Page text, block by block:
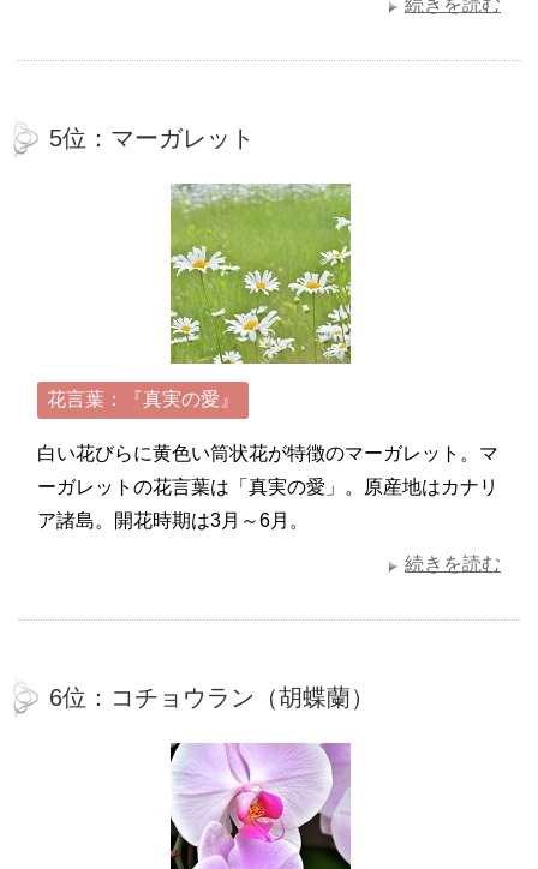
5位：マーガレット
花言葉：『真実の愛』
白い花びらに黄色い筒状花が特徴のマーガレット。マ
ーガレットの花言葉は「真実の愛」。原産地はカナリ
ア諸島。開花時期は3月～6月。
続きを読む
6位：コチョウラン（胡蝶蘭）